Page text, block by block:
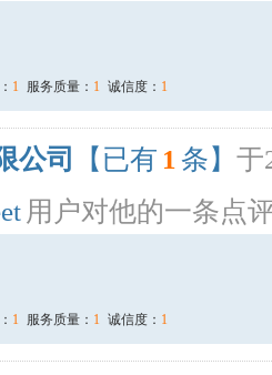
1 服务质量： 1 诚信度： 1
公司 【已有 1 条】 于
用户对他的一条点
1 服务质量： 1 诚信度： 1